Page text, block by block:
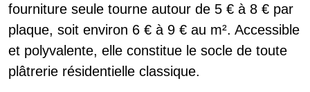
fourniture seule tourne autour de 5 € à 8 € par
plaque, soit environ 6 € à 9 € au m². Accessible
et polyvalente, elle constitue le socle de toute
plâtrerie résidentielle classique.